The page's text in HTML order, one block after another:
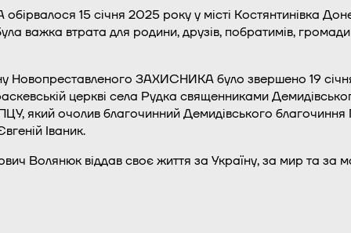
15 січня 2025 року у місті Костянтинівка
важка втрата для родини, друзів, побратимів, громади
Новопреставленого ЗАХИСНИКА було звершено 19
церкві села Рудка священниками
який очолив благочинний Демидівського
Іваник.
Волянюк віддав своє життя за Україну, за мир та за